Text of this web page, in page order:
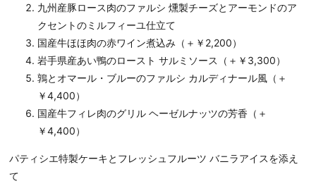
九州産豚ロース肉のファルシ 燻製チーズとアーモンドのア
クセントのミルフィーユ仕立て
国産牛ほほ肉の赤ワイン煮込み（＋￥2,200）
岩手県産あい鴨のロースト サルミソース（＋￥3,300）
鶉とオマール・ブルーのファルシ カルディナール風（＋
￥4,400）
国産牛フィレ肉のグリル ヘーゼルナッツの芳香（＋
￥4,400）
パティシエ特製ケーキとフレッシュフルーツ バニラアイスを添え
て